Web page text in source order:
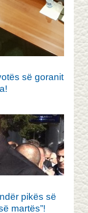
së goranit
pikës së
martës”!